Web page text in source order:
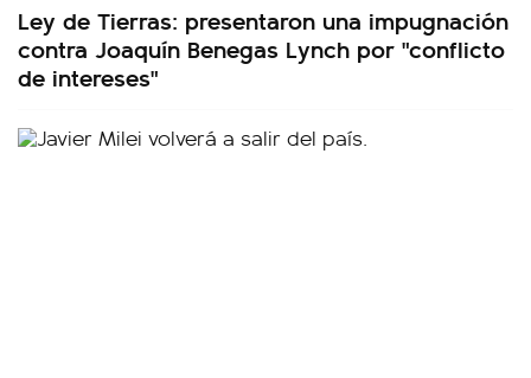
Ley de Tierras: presentaron una impugnación
contra Joaquín Benegas Lynch por "conflicto
de intereses"